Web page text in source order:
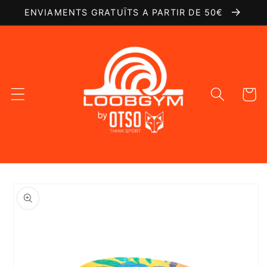
directamente
al contenido
ENVIAMENTS GRATUÏTS A PARTIR DE 50€
Carrito
a la
información